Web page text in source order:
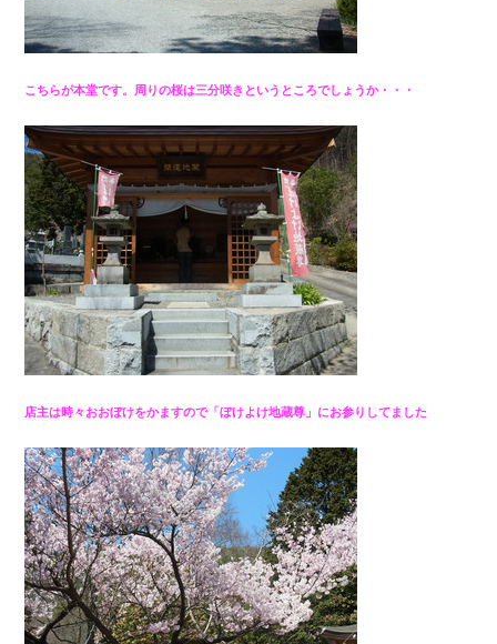
こちらが本堂です。周りの桜は三分咲きというところでしょうか・・・
店主は時々おおぼけをかますので「ぼけよけ地蔵尊」にお参りしてました